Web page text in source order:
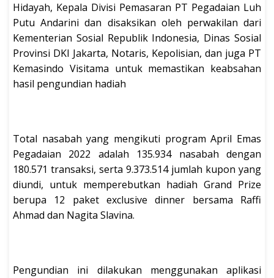
Hidayah, Kepala Divisi Pemasaran PT Pegadaian Luh
Putu Andarini dan disaksikan oleh perwakilan dari
Kementerian Sosial Republik Indonesia, Dinas Sosial
Provinsi DKI Jakarta, Notaris, Kepolisian, dan juga PT
Kemasindo Visitama untuk memastikan keabsahan
hasil pengundian hadiah
Total nasabah yang mengikuti program April Emas
Pegadaian 2022 adalah 135.934 nasabah dengan
180.571 transaksi, serta 9.373.514 jumlah kupon yang
diundi, untuk memperebutkan hadiah Grand Prize
berupa 12 paket exclusive dinner bersama Raffi
Ahmad dan Nagita Slavina.
Pengundian ini dilakukan menggunakan aplikasi